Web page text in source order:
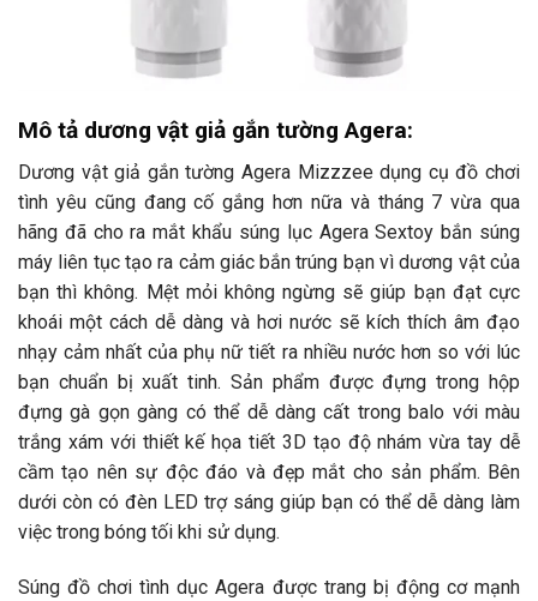
Mô tả dương vật giả gắn tường Agera:
Dương vật giả gắn tường Agera Mizzzee dụng cụ đồ chơi
tình yêu cũng đang cố gắng hơn nữa và tháng 7 vừa qua
hãng đã cho ra mắt khẩu súng lục Agera Sextoy bắn súng
máy liên tục tạo ra cảm giác bắn trúng bạn vì dương vật của
bạn thì không. Mệt mỏi không ngừng sẽ giúp bạn đạt cực
khoái một cách dễ dàng và hơi nước sẽ kích thích âm đạo
nhạy cảm nhất của phụ nữ tiết ra nhiều nước hơn so với lúc
bạn chuẩn bị xuất tinh. Sản phẩm được đựng trong hộp
đựng gà gọn gàng có thể dễ dàng cất trong balo với màu
trắng xám với thiết kế họa tiết 3D tạo độ nhám vừa tay dễ
cầm tạo nên sự độc đáo và đẹp mắt cho sản phẩm. Bên
dưới còn có đèn LED trợ sáng giúp bạn có thể dễ dàng làm
việc trong bóng tối khi sử dụng.
Súng đồ chơi tình dục Agera được trang bị động cơ mạnh